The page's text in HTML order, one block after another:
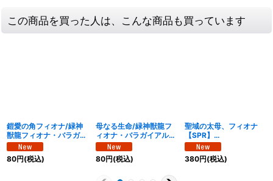
この商品を買った人は、こんな商品も買っています
鎧愛の角フィオナ/緑神
獣龍フィオナ・バラガイ
アルス【SPR】
{25EX4SPR18b/SPR2
0/SPR18a/SPR20}《自
80円(税込)
母なる生命/緑神獣龍フ
ィオナ・バラガイアルス
【SPR】
{25EX4SPR20b/SPR2
0/SPR20a/SPR20}《自
80円(税込)
聖域の太母、フィオナ
【SPR】
{25EX4SPR5/SPR20}
《自然》
380円(税込)